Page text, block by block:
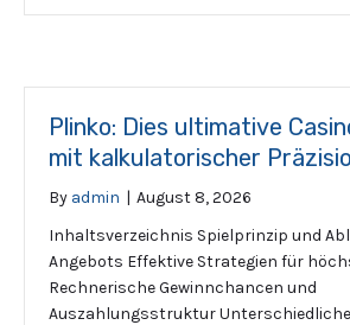
Plinko: Dies ultimative
mit kalkulatorischer
By admin | August 8, 2026
Inhaltsverzeichnis Spielprinzip und
Angebots Effektive Strategien für
Rechnerische Gewinnchancen und
Auszahlungsstruktur